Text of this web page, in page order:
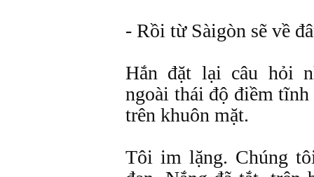
- Rồi từ Sàigòn sẽ về
Hắn đặt lại câu hỏi
ngoài thái độ điềm tĩnh
trên khuôn mặt.
Tôi im lặng. Chúng